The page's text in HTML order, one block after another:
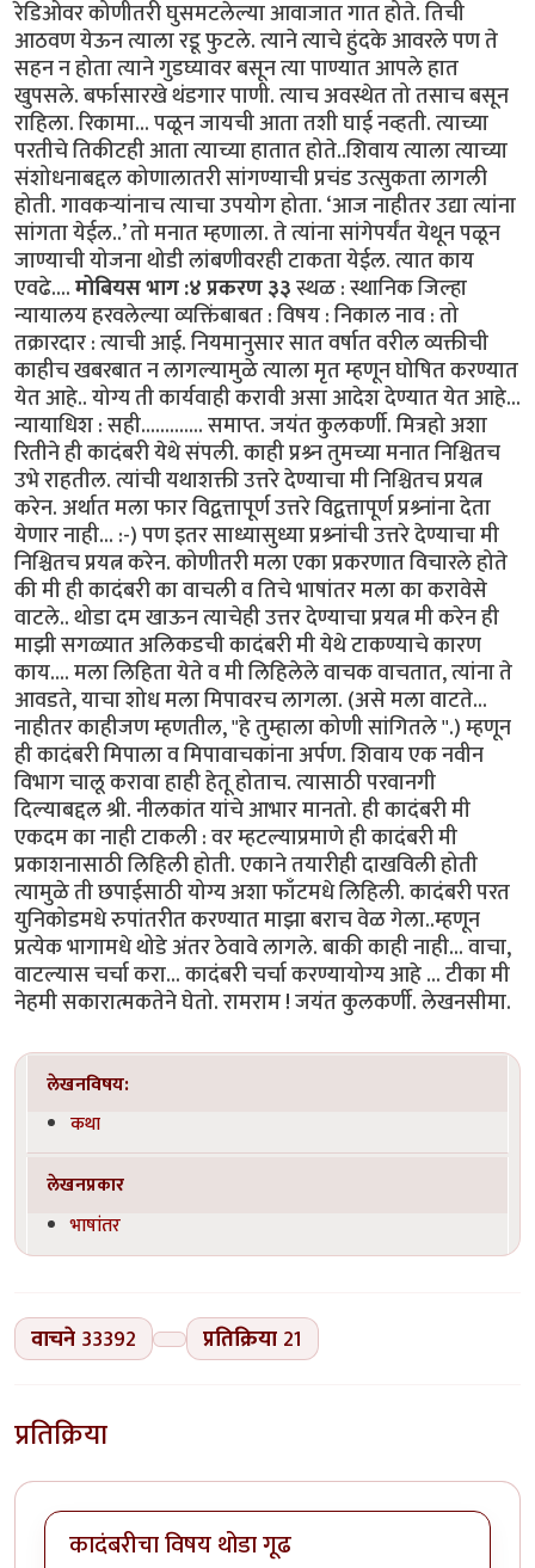
रेडिओवर कोणीतरी घुसमटलेल्या आवाजात गात होते. तिची
आठवण येऊन त्याला रडू फुटले. त्याने त्याचे हुंदके आवरले पण ते
सहन न होता त्याने गुडघ्यावर बसून त्या पाण्यात आपले हात
खुपसले. बर्फासारखे थंडगार पाणी. त्याच अवस्थेत तो तसाच बसून
राहिला. रिकामा... पळून जायची आता तशी घाई नव्हती. त्याच्या
परतीचे तिकीटही आता त्याच्या हातात होते..शिवाय त्याला त्याच्या
संशोधनाबद्दल कोणालातरी सांगण्याची प्रचंड उत्सुकता लागली
होती. गावकर्‍यांनाच त्याचा उपयोग होता. ‘आज नाहीतर उद्या त्यांना
सांगता येईल..’ तो मनात म्हणाला. ते त्यांना सांगेपर्यंत येथून पळून
जाण्याची योजना थोडी लांबणीवरही टाकता येईल. त्यात काय
एवढे....मोबियस भाग :४ प्रकरण ३३स्थळ : स्थानिक जिल्हा
न्यायालय हरवलेल्या व्यक्तिंबाबत : विषय : निकाल नाव : तो
तक्रारदार : त्याची आई. नियमानुसार सात वर्षात वरील व्यक्तीची
काहीच खबरबात न लागल्यामुळे त्याला मृत म्हणून घोषित करण्यात
येत आहे.. योग्य ती कार्यवाही करावी असा आदेश देण्यात येत आहे...
न्यायाधिश : सही............. समाप्त. जयंत कुलकर्णी. मित्रहो अशा
रितीने ही कादंबरी येथे संपली. काही प्रश्र्न तुमच्या मनात निश्चितच
उभे राहतील. त्यांची यथाशक्ती उत्तरे देण्याचा मी निश्चितच प्रयत्न
करेन. अर्थात मला फार विद्वत्तापूर्ण उत्तरे विद्वत्तापूर्ण प्रश्र्नांना देता
येणार नाही... :-) पण इतर साध्यासुध्या प्रश्र्नांची उत्तरे देण्याचा मी
निश्चितच प्रयत्न करेन. कोणीतरी मला एका प्रकरणात विचारले होते
की मी ही कादंबरी का वाचली व तिचे भाषांतर मला का करावेसे
वाटले.. थोडा दम खाऊन त्याचेही उत्तर देण्याचा प्रयत्न मी करेन ही
माझी सगळ्यात अलिकडची कादंबरी मी येथे टाकण्याचे कारण
काय.... मला लिहिता येते व मी लिहिलेले वाचक वाचतात, त्यांना ते
आवडते, याचा शोध मला मिपावरच लागला. (असे मला वाटते...
नाहीतर काहीजण म्हणतील, "हे तुम्हाला कोणी सांगितले ''.) म्हणून
ही कादंबरी मिपाला व मिपावाचकांना अर्पण. शिवाय एक नवीन
विभाग चालू करावा हाही हेतू होताच. त्यासाठी परवानगी
दिल्याबद्दल श्री. नीलकांत यांचे आभार मानतो. ही कादंबरी मी
एकदम का नाही टाकली : वर म्हटल्याप्रमाणे ही कादंबरी मी
प्रकाशनासाठी लिहिली होती. एकाने तयारीही दाखविली होती
त्यामुळे ती छपाईसाठी योग्य अशा फाँटमधे लिहिली. कादंबरी परत
युनिकोडमधे रुपांतरीत करण्यात माझा बराच वेळ गेला..म्हणून
प्रत्येक भागामधे थोडे अंतर ठेवावे लागले. बाकी काही नाही... वाचा,
वाटल्यास चर्चा करा... कादंबरी चर्चा करण्यायोग्य आहे ... टीका मी
नेहमी सकारात्मकतेने घेतो. रामराम ! जयंत कुलकर्णी. लेखनसीमा.
लेखनविषय:
कथा
लेखनप्रकार
भाषांतर
वाचने 33392 प्रतिक्रिया 21
प्रतिक्रिया
कादंबरीचा विषय थोडा गूढ